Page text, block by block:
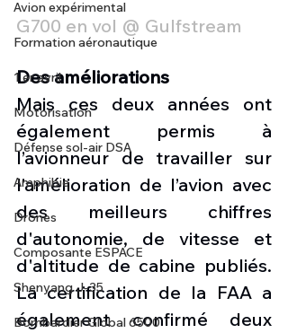
Avion expérimental
Formation aéronautique
1 er avril
Motorisation
Défense sol-air DSA
Amphibie
Drones
Composante ESPACE
Shenyang J-35
Bombardier Global 6500
G700 en vol @ Gulfstream
Des améliorations
Mais ces deux années ont
également permis à
l’avionneur de travailler sur
l’amélioration de l’avion avec
des meilleurs chiffres
d'autonomie, de vitesse et
d'altitude de cabine publiés.
La certification de la FAA a
également confirmé deux